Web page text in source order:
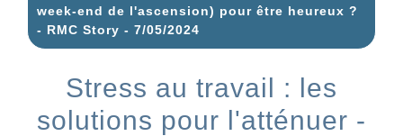
week-end de l'ascension) pour être heureux ?
- RMC Story - 7/05/2024
Stress au travail : les
solutions pour l'atténuer -